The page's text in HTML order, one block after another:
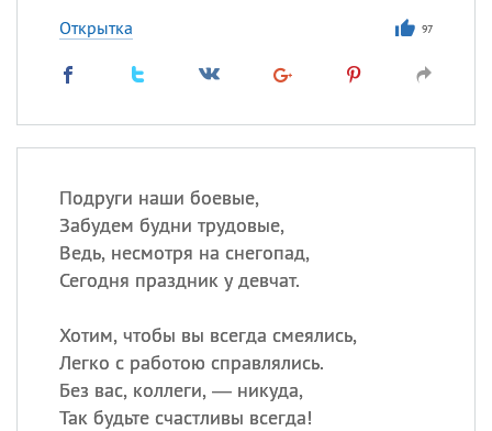
Открытка 97
Подруги наши боевые,
Забудем будни трудовые,
Ведь, несмотря на снегопад,
Сегодня праздник у девчат.
Хотим, чтобы вы всегда смеялись,
Легко с работою справлялись.
Без вас, коллеги, — никуда,
Так будьте счастливы всегда!